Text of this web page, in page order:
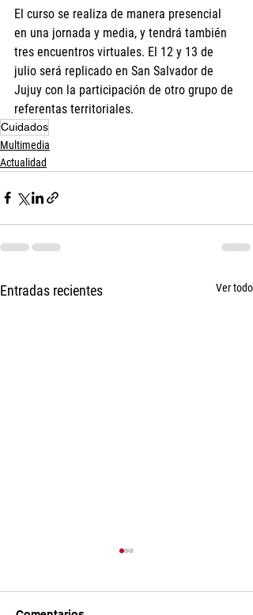
El curso se realiza de manera presencial
en una jornada y media, y tendrá también
tres encuentros virtuales. El 12 y 13 de
julio será replicado en San Salvador de
Jujuy con la participación de otro grupo de
referentas territoriales.
Cuidados
Multimedia
Actualidad
Entradas recientes Ver todo